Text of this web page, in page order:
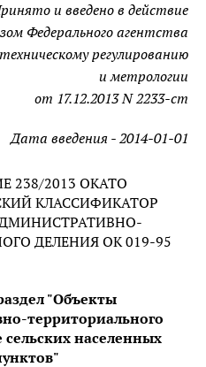
и введено в действие
Федерального агентства
регулированию
и метрологии
от 17.12.2013 N 2233-ст
Дата введения - 2014-01-01
238/2013 ОКАТО
КЛАССИФИКАТОР
ДЕЛЕНИЯ ОК 019-95
"Объекты
территориального
населенных